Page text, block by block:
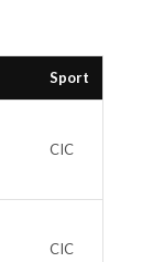
Sport
CIC
CIC